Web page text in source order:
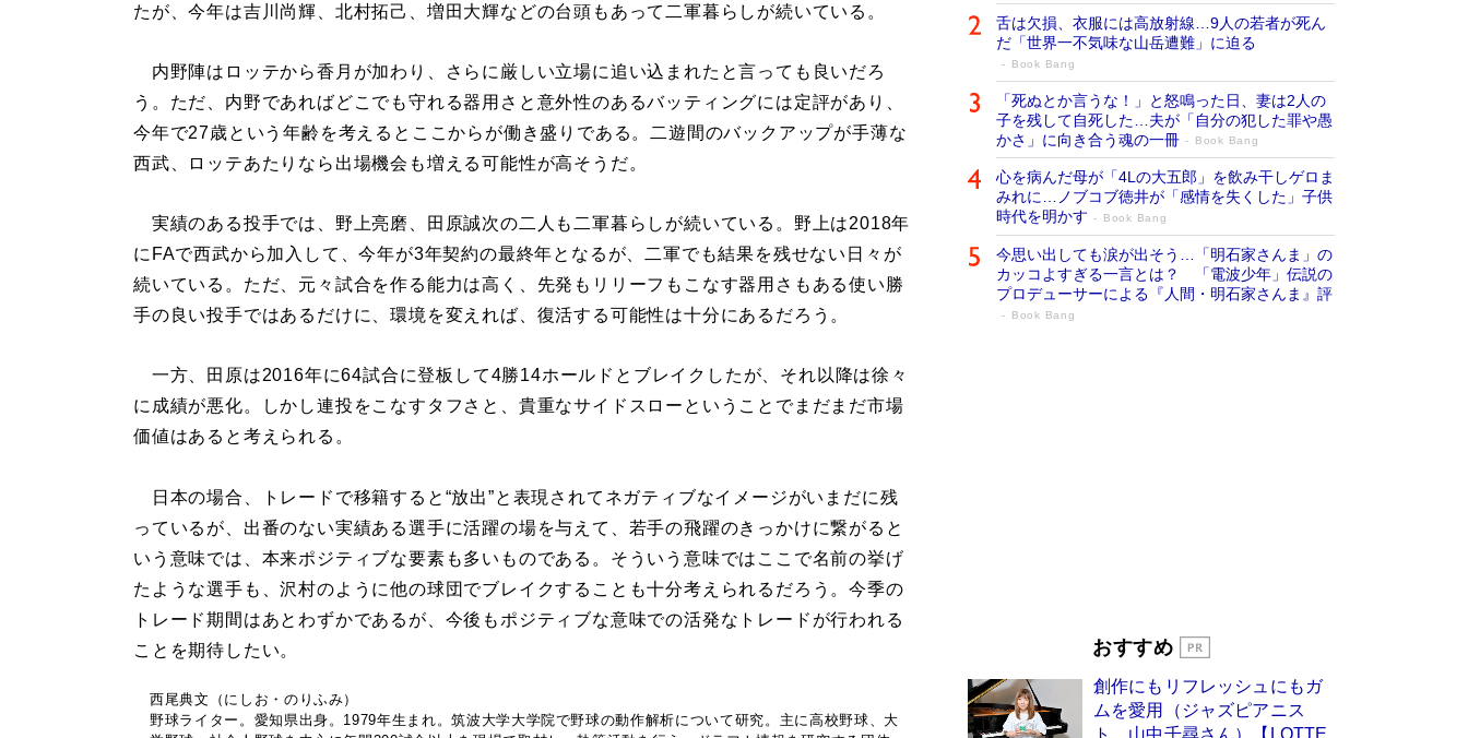
たが、今年は吉川尚輝、北村拓己、増田大輝などの台頭もあって二軍暮らしが続いている。
内野陣はロッテから香月が加わり、さらに厳しい立場に追い込まれたと言っても良いだろ
う。ただ、内野であればどこでも守れる器用さと意外性のあるバッティングには定評があり、
今年で27歳という年齢を考えるとここからが働き盛りである。二遊間のバックアップが手薄な
西武、ロッテあたりなら出場機会も増える可能性が高そうだ。
実績のある投手では、野上亮磨、田原誠次の二人も二軍暮らしが続いている。野上は2018年
にFAで西武から加入して、今年が3年契約の最終年となるが、二軍でも結果を残せない日々が
続いている。ただ、元々試合を作る能力は高く、先発もリリーフもこなす器用さもある使い勝
手の良い投手ではあるだけに、環境を変えれば、復活する可能性は十分にあるだろう。
一方、田原は2016年に64試合に登板して4勝14ホールドとブレイクしたが、それ以降は徐々
に成績が悪化。しかし連投をこなすタフさと、貴重なサイドスローということでまだまだ市場
価値はあると考えられる。
日本の場合、トレードで移籍すると“放出”と表現されてネガティブなイメージがいまだに残
っているが、出番のない実績ある選手に活躍の場を与えて、若手の飛躍のきっかけに繋がると
いう意味では、本来ポジティブな要素も多いものである。そういう意味ではここで名前の挙げ
たような選手も、沢村のように他の球団でブレイクすることも十分考えられるだろう。今季の
トレード期間はあとわずかであるが、今後もポジティブな意味での活発なトレードが行われる
ことを期待したい。
西尾典文（にしお・のりふみ）
野球ライター。愛知県出身。1979年生まれ。筑波大学大学院で野球の動作解析について研究。主に高校野球、大
舌は欠損、衣服には高放射線…9人の若者が死ん
だ「世界一不気味な山岳遭難」に迫る
Book Bang
「死ぬとか言うな！」と怒鳴った日、妻は2人の
子を残して自死した…夫が「自分の犯した罪や愚
かさ」に向き合う魂の一冊
Book Bang
心を病んだ母が「4Lの大五郎」を飲み干しゲロま
みれに…ノブコブ徳井が「感情を失くした」子供
時代を明かす
Book Bang
今思い出しても涙が出そう…「明石家さんま」の
カッコよすぎる一言とは？ 「電波少年」伝説の
プロデューサーによる『人間・明石家さんま』評
Book Bang
俳優・高嶋政伸が家族に教わった“人を育てるコ
東野圭吾、伊坂幸太郎の人気シリーズ最新作どち
らも文庫化 映画化された直木賞受賞作もランク
おすすめ
創作にもリフレッシュにもガ
ムを愛用（ジャズピアニス